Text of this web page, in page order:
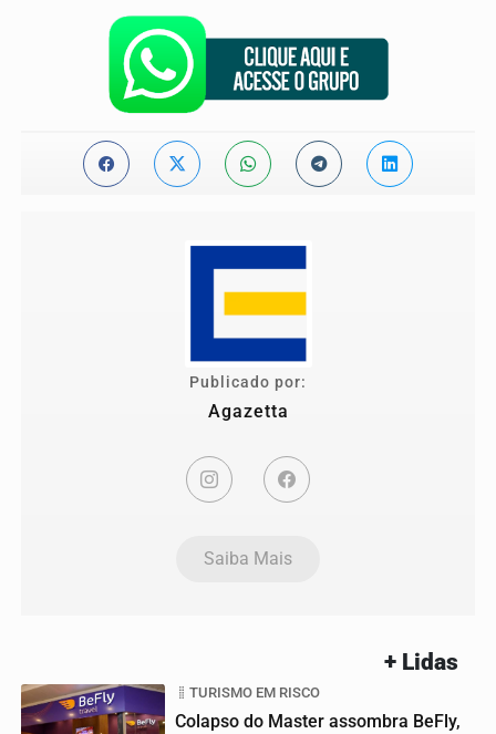
Publicado por:
Agazetta
Saiba Mais
+ Lidas
TURISMO EM RISCO
Colapso do Master assombra BeFly,